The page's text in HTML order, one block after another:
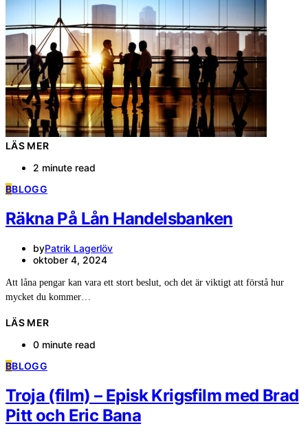
LÄS MER
2 minute read
BBLOGG
Räkna På Lån Handelsbanken
byPatrik Lagerlöv
oktober 4, 2024
Att låna pengar kan vara ett stort beslut, och det är viktigt att förstå hur
mycket du kommer…
LÄS MER
0 minute read
BBLOGG
Troja (film) – Episk Krigsfilm med Brad
Pitt och Eric Bana